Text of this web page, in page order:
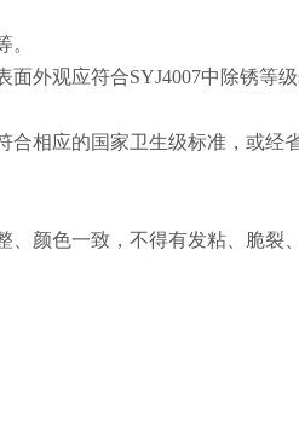
。
外观应符合SYJ4007中除锈等
合相应的国家卫生级标准，或经
、颜色一致，不得有发粘、脆裂